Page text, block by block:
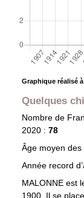
Graphique réalisé
Quelques
Nombre de
2020 : 78
Âge moyen des
Année record
MALONNE est
1900. Il se